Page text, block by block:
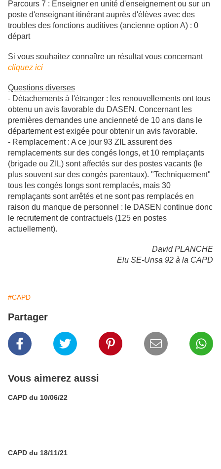
Parcours 7 : Enseigner en unité d'enseignement ou sur un
poste d'enseignant itinérant auprès d'élèves avec des
troubles des fonctions auditives (ancienne option A) : 0
départ
Si vous souhaitez connaître un résultat vous concernant
cliquez ici
Questions diverses
- Détachements à l'étranger : les renouvellements ont tous
obtenu un avis favorable du DASEN. Concernant les
premières demandes une ancienneté de 10 ans dans le
département est exigée pour obtenir un avis favorable.
- Remplacement : A ce jour 93 ZIL assurent des
remplacements sur des congés longs, et 10 remplaçants
(brigade ou ZIL) sont affectés sur des postes vacants (le
plus souvent sur des congés parentaux). "Techniquement"
tous les congés longs sont remplacés, mais 30
remplaçants sont arrêtés et ne sont pas remplacés en
raison du manque de personnel : le DASEN continue donc
le recrutement de contractuels (125 en postes
actuellement).
David PLANCHE
Elu SE-Unsa 92 à la CAPD
#CAPD
Partager
Vous aimerez aussi
CAPD du 10/06/22
CAPD du 18/11/21